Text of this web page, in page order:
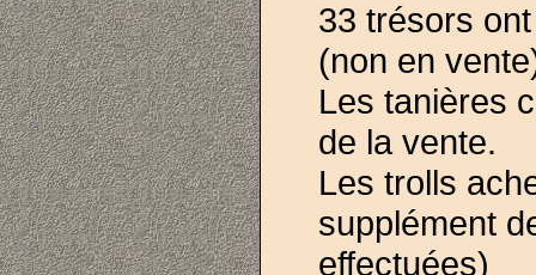
33 trésors
(non en
Les tanières
de la vente.
Les trolls
supplément
effectuées)